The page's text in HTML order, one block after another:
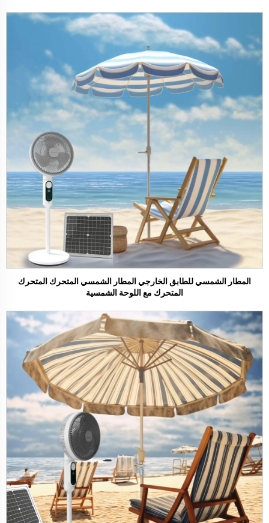
المطار الشمسي للطابق الخارجي المطار الشمسي المتحرك المتحرك
المتحرك مع اللوحة الشمسية